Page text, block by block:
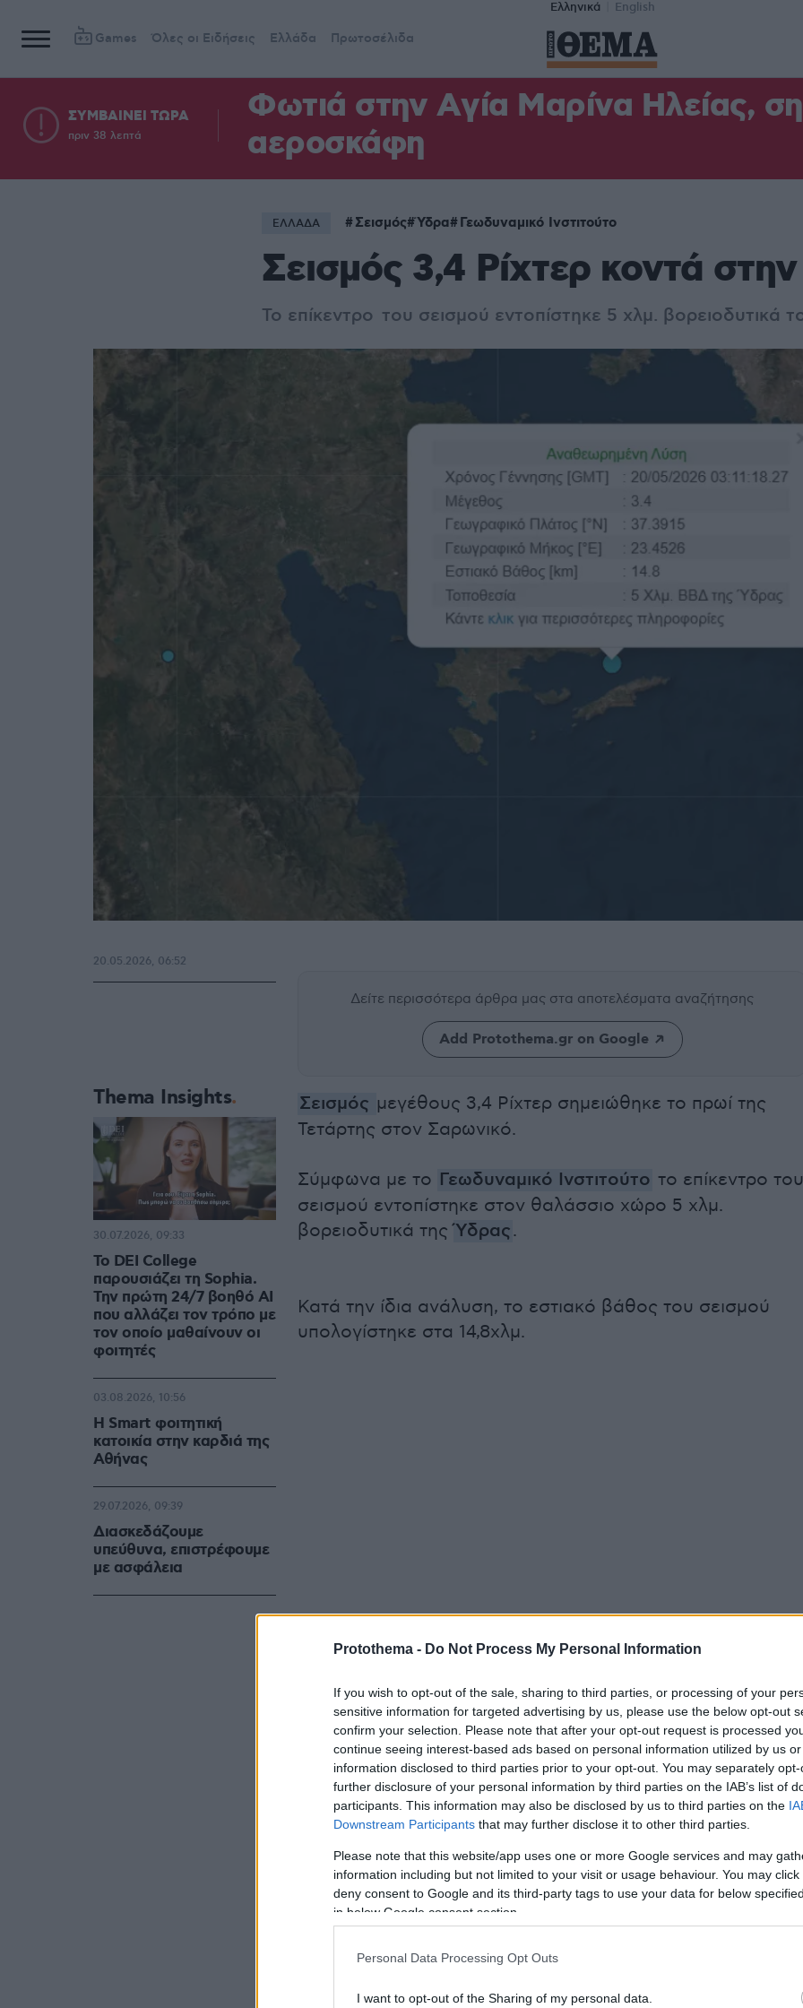
Protothema - Do Not Process My Personal Information
If you wish to opt-out of the sale, sharing to third parties, or processing of your
sensitive information for targeted advertising by us, please use the below opt-out
confirm your selection. Please note that after your opt-out request is processed
continue seeing interest-based ads based on personal information utilized by us
information disclosed to third parties prior to your opt-out. You may separately
further disclosure of your personal information by third parties on the IAB’s list of
participants. This information may also be disclosed by us to third parties on the
Downstream Participants that may further disclose it to other third parties.
Please note that this website/app uses one or more Google services and may
information including but not limited to your visit or usage behaviour. You may
deny consent to Google and its third-party tags to use your data for below
in below Google consent section.
Personal Data Processing Opt Outs
I want to opt-out of the Sharing of my personal data.
Ελληνικά English
Games Όλες οι Ειδήσεις Ελλάδα Πρωτοσέλιδα
ΣΥΜΒΑΙΝΕΙ ΤΩΡΑ
πριν 38 λεπτά
Φωτιά στην Aγία Μαρίνα Ηλείας,
αεροσκάφη
ΕΛΛΑΔΑ Σεισμός Ύδρα Γεωδυναμικό Ινστιτούτο
Σεισμός 3,4 Ρίχτερ κοντά
Το επίκεντρο του σεισμού εντοπίστηκε 5 χλμ. βορειοδυτικά
Δείτε περισσότερα άρθρα μας στα αποτελέσματα αναζήτησης
Add Protothema.gr on Google
Σεισμός μεγέθους 3,4 Ρίχτερ σημειώθηκε το πρωί της
Τετάρτης στον Σαρωνικό.
Σύμφωνα με το Γεωδυναμικό Ινστιτούτο το επίκεντρο του
σεισμού εντοπίστηκε στον θαλάσσιο χώρο 5 χλμ.
βορειοδυτικά τηςΎδρας.
Κατά την ίδια ανάλυση, το εστιακό βάθος του σεισμού
υπολογίστηκε στα 14,8χλμ.
20.05.2026, 06:52
Thema Insights
Το DEI College
παρουσιάζει τη Sophia.
Την πρώτη 24/7 βοηθό AI
που αλλάζει τον τρόπο με
τον οποίο μαθαίνουν οι
φοιτητές
30.07.2026, 09:33
Η Smart φοιτητική
κατοικία στην καρδιά της
Αθήνας
03.08.2026, 10:56
Διασκεδάζουμε
υπεύθυνα, επιστρέφουμε
με ασφάλεια
29.07.2026, 09:39